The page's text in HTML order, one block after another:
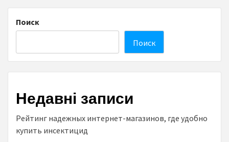
записей
Поиск
Поиск
Недавні записи
Рейтинг надежных интернет-магазинов, где удобно
купить инсектицид